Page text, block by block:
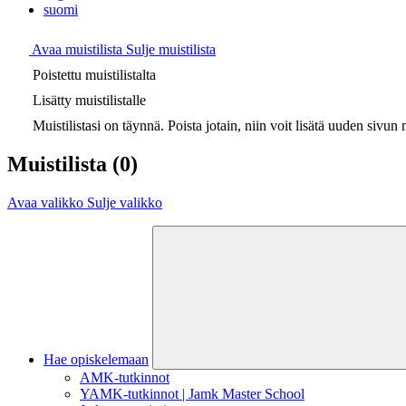
suomi
Avaa muistilista Sulje muistilista
Poistettu muistilistalta
Lisätty muistilistalle
Muistilistasi on täynnä. Poista jotain, niin voit lisätä uuden sivun
Muistilista (0)
Avaa valikko Sulje valikko
Hae opiskelemaan
AMK-tutkinnot
YAMK-tutkinnot | Jamk Master School